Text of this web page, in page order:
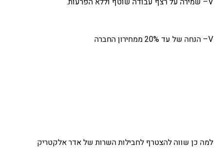
של עד 20% ממחירון החברה
כן שווה להצטרף לחבילות השרות של אדר אלקטריק